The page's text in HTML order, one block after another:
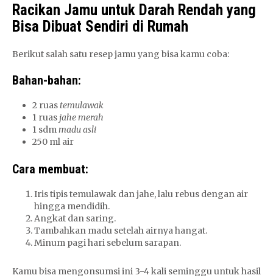
Racikan Jamu untuk Darah Rendah yang
Bisa Dibuat Sendiri di Rumah
Berikut salah satu resep jamu yang bisa kamu coba:
Bahan-bahan:
2 ruastemulawak
1 ruas jahe merah
1 sdm madu asli
250 ml air
Cara membuat:
Iris tipis temulawak dan jahe, lalu rebus dengan air
hingga mendidih.
Angkat dan saring.
Tambahkan madu setelah airnya hangat.
Minum pagi hari sebelum sarapan.
Kamu bisa mengonsumsi ini 3-4 kali seminggu untuk hasil